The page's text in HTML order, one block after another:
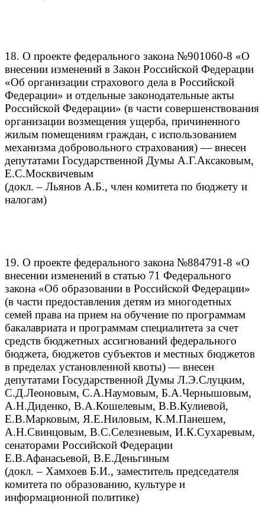
18. О проекте федерального закона №901060-8 «О
внесении изменений в Закон Российской Федерации
«Об организации страхового дела в Российской
Федерации» и отдельные законодательные акты
Российской Федерации» (в части совершенствования
организации возмещения ущерба, причиненного
жилым помещениям граждан, с использованием
механизма добровольного страхования) — внесен
депутатами Государственной Думы А.Г.Аксаковым,
Е.С.Москвичевым
(докл. – Льянов А.Б., член комитета по бюджету и
налогам)
19. О проекте федерального закона №884791-8 «О
внесении изменений в статью 71 Федерального
закона «Об образовании в Российской Федерации»
(в части предоставления детям из многодетных
семей права на прием на обучение по программам
бакалавриата и программам специалитета за счет
средств бюджетных ассигнований федерального
бюджета, бюджетов субъектов и местных бюджетов
в пределах установленной квоты) — внесен
депутатами Государственной Думы Л.Э.Слуцким,
С.Д.Леоновым, С.А.Наумовым, Б.А.Чернышовым,
А.Н.Диденко, В.А.Кошелевым, В.В.Кулиевой,
Е.В.Марковым, Я.Е.Ниловым, К.М.Панешем,
А.Н.Свинцовым, В.С.Селезневым, И.К.Сухаревым,
сенаторами Российской Федерации
Е.В.Афанасьевой, В.Е.Деньгиным
(докл. – Хамхоев Б.И., заместитель председателя
комитета по образованию, культуре и
информационной политике)